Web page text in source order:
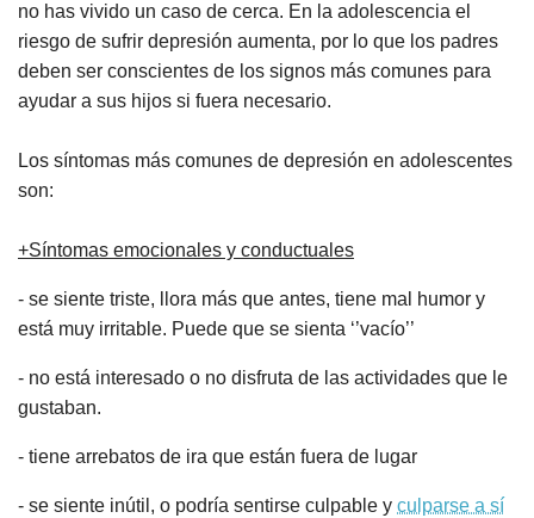
no has vivido un caso de cerca. En la adolescencia el
riesgo de sufrir depresión aumenta, por lo que los padres
deben ser conscientes de los signos más comunes para
ayudar a sus hijos si fuera necesario.
Los síntomas más comunes de depresión en adolescentes
son:
+Síntomas emocionales y conductuales
- se siente triste, llora más que antes, tiene mal humor y
está muy irritable. Puede que se sienta ‘’vacío’’
- no está interesado o no disfruta de las actividades que le
gustaban.
- tiene arrebatos de ira que están fuera de lugar
- se siente inútil, o podría sentirse culpable y culparse a sí